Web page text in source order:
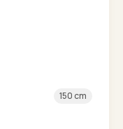
150 cm